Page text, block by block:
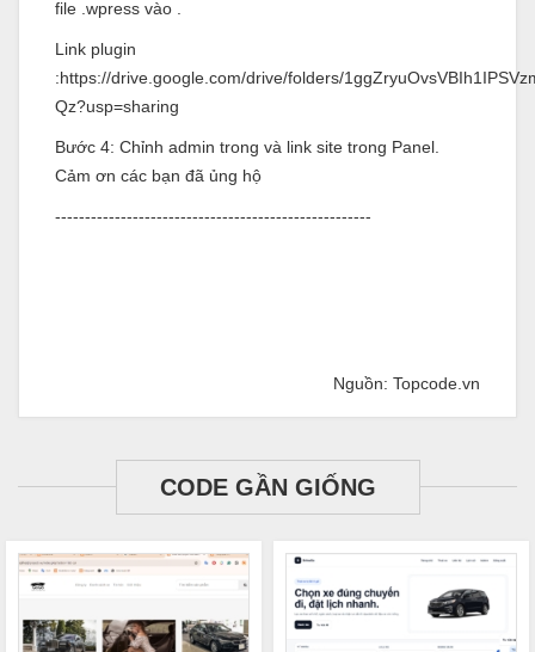
file .wpress vào .
Link plugin
:https://drive.google.com/drive/folders/
Qz?usp=sharing
Bước 4: Chỉnh admin trong và link site trong Panel.
Cảm ơn các bạn đã ủng hộ
-----------------------------------------------------
Nguồn: Topcode.vn
CODE GẦN GIỐNG